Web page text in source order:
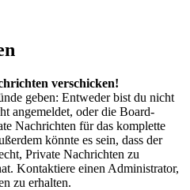
verschicken!
geben: Entweder bist du nicht
angemeldet, oder die Board-
Nachrichten für das komplette
könnte es sein, dass der
Private Nachrichten zu
Kontaktiere einen Administrator,
zu erhalten.